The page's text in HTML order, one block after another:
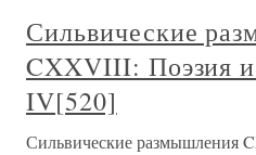
Сильвические
CXXVIII: Поэзия
IV[520]
Сильвические размышления